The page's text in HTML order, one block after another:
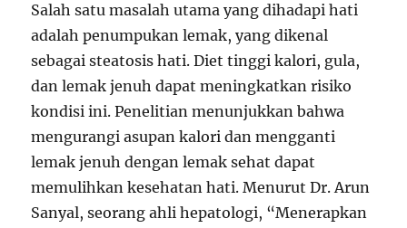
Salah satu masalah utama yang dihadapi hati
adalah penumpukan lemak, yang dikenal
sebagai steatosis hati. Diet tinggi kalori, gula,
dan lemak jenuh dapat meningkatkan risiko
kondisi ini. Penelitian menunjukkan bahwa
mengurangi asupan kalori dan mengganti
lemak jenuh dengan lemak sehat dapat
memulihkan kesehatan hati. Menurut Dr. Arun
Sanyal, seorang ahli hepatologi, “Menerapkan